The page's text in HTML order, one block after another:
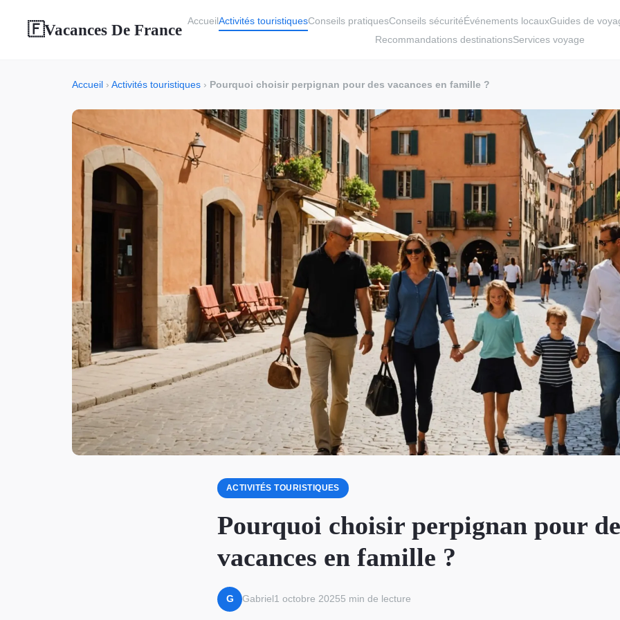
🇫Vacances De France AccueilActivités touristiquesConseils pratiquesConseils sécuritéÉvénements locauxGuides de
Recommandations destinationsServices voyage
Accueil › Activités touristiques › Pourquoi choisir perpignan pour des vacances en famille ?
ACTIVITÉS TOURISTIQUES
Pourquoi choisir perpignan pour
vacances en famille ?
G Gabriel1 octobre 20255 min de lecture